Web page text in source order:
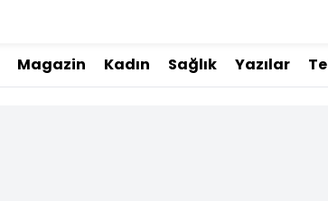
Magazin Kadın Sağlık Yazılar